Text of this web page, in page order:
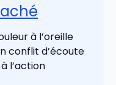
à l’oreille
conflit d’écoute
l’action